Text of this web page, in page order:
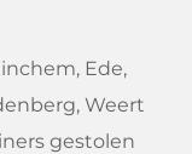
Ede,
Weert
gestolen